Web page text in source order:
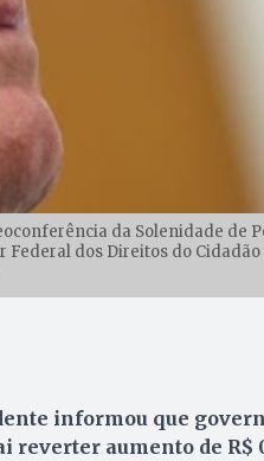
da Solenidade de
Federal dos Direitos do Cidadão
informou que
reverter aumento de R$